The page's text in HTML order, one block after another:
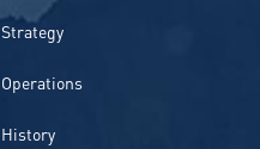
Strategy
Operations
History